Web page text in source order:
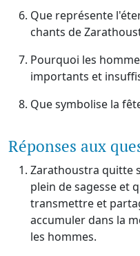
Que représente
chants de
Pourquoi les
importants et
Que symbolise la
Réponses aux
Zarathoustra quitte
plein de sagesse et
transmettre et
accumuler dans la
les hommes.